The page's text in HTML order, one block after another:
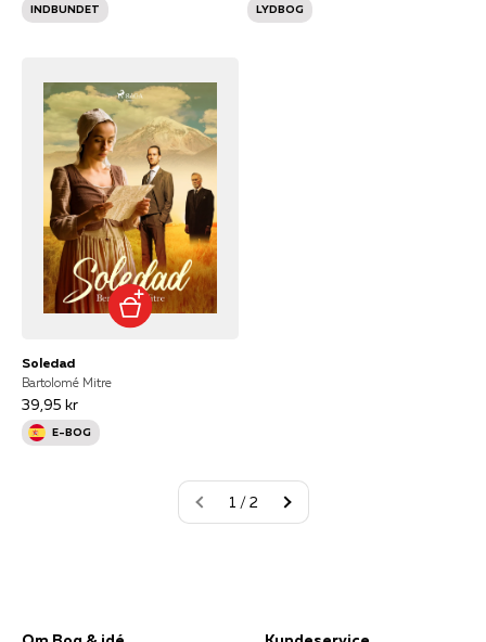
INDBUNDET LYDBOG
Soledad
Bartolomé Mitre
39,95 kr
E-BOG
1 / 2